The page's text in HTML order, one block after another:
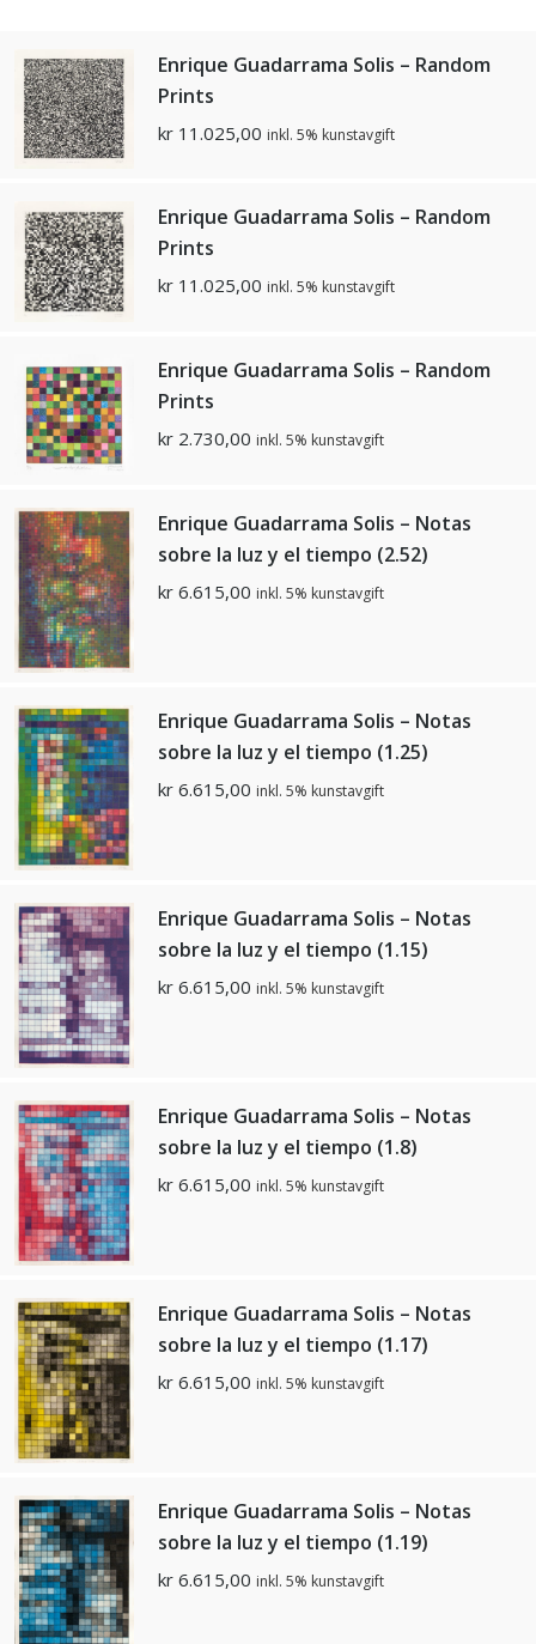
Enrique Guadarrama Solis – Random
Prints
kr 11.025,00 inkl. 5% kunstavgift
Enrique Guadarrama Solis – Random
Prints
kr 11.025,00 inkl. 5% kunstavgift
Enrique Guadarrama Solis – Random
Prints
kr 2.730,00 inkl. 5% kunstavgift
Enrique Guadarrama Solis – Notas
sobre la luz y el tiempo (2.52)
kr 6.615,00 inkl. 5% kunstavgift
Enrique Guadarrama Solis – Notas
sobre la luz y el tiempo (1.25)
kr 6.615,00 inkl. 5% kunstavgift
Enrique Guadarrama Solis – Notas
sobre la luz y el tiempo (1.15)
kr 6.615,00 inkl. 5% kunstavgift
Enrique Guadarrama Solis – Notas
sobre la luz y el tiempo (1.8)
kr 6.615,00 inkl. 5% kunstavgift
Enrique Guadarrama Solis – Notas
sobre la luz y el tiempo (1.17)
kr 6.615,00 inkl. 5% kunstavgift
Enrique Guadarrama Solis – Notas
sobre la luz y el tiempo (1.19)
kr 6.615,00 inkl. 5% kunstavgift